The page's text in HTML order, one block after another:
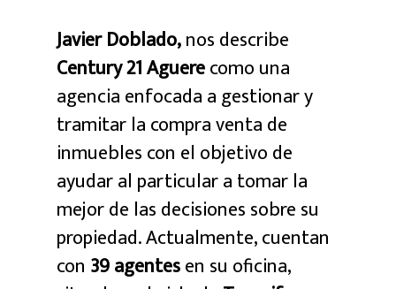
Javier Doblado,nos describe
Century 21 Aguerecomo una
agencia enfocada a gestionar y
tramitar la compra venta de
inmuebles con el objetivo de
ayudar al particular a tomar la
mejor de las decisiones sobre su
propiedad. Actualmente, cuentan
con 39 agentesen su oficina,